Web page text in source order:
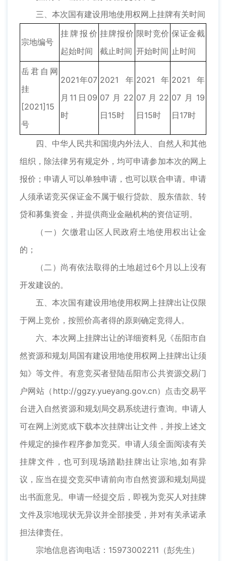
三、本次国有建设用地使用权网上挂牌有关时间
宗地编号
挂牌报价
起始时间
挂牌报价
截止时间
限时竞价
开始时间
保证金截
止时间
岳君自网
挂
[2021]15
号
2021年07
月11日09
时
2021年
07月22
日15时
2021年
07月22
日15时
2021年
07月19
日17时
四、中华人民共和国境内外法人、自然人和其他
组织，除法律另有规定外，均可申请参加本次的网上
报价；申请人可以单独申请，也可以联合申请。申请
人须承诺竞买保证金不属于银行贷款、股东借款、转
贷和募集资金，并提供商业金融机构的资信证明。
（一）欠缴君山区人民政府土地使用权出让金
的；
（二）尚有依法取得的土地超过6个月以上没有
开发建设的。
五、本次国有建设用地使用权网上挂牌出让仅限
于网上竞价，按照价高者得的原则确定竞得人。
六、本次网上挂牌出让的详细资料见《岳阳市自
然资源和规划局国有建设用地使用权网上挂牌出让须
知》等文件。有意竞买者登陆岳阳市公共资源交易门
户网站（http://ggzy.yueyang.gov.cn）点击交易平
台进入自然资源和规划局交易系统进行查询。申请人
可在网上浏览或下载本次挂牌出让文件，并按上述文
件规定的操作程序参加竞买。申请人须全面阅读有关
挂牌文件，也可到现场踏勘挂牌出让宗地,如有异
议，应当在提交竞买申请前向市自然资源和规划局提
出书面意见。申请一经提交后，即视为竞买人对挂牌
文件及宗地现状无异议并全部接受，并对有关承诺承
担法律责任。
宗地信息咨询电话：15973002211（彭先生）